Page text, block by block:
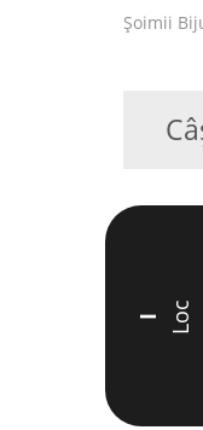
Şoimii
I Loc